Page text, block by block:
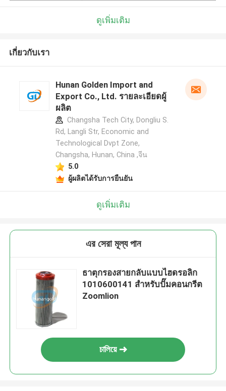
ดูเพิ่มเติม
เกี่ยวกับเรา
Hunan Golden Import and
Export Co., Ltd. รายละเอียดผู้
ผลิต
Changsha Tech City, Dongliu S.
Rd, Langli Str, Economic and
Technological Dvpt Zone,
Changsha, Hunan, China ,จีน
5.0
ผู้ผลิตได้รับการยืนยัน
ดูเพิ่มเติม
এর সেরা মূল্য পান
ธาตุกรองสายกลับแบบไฮดรอลิก
1010600141 สําหรับปั๊มคอนกรีต
Zoomlion
চালিয়ে